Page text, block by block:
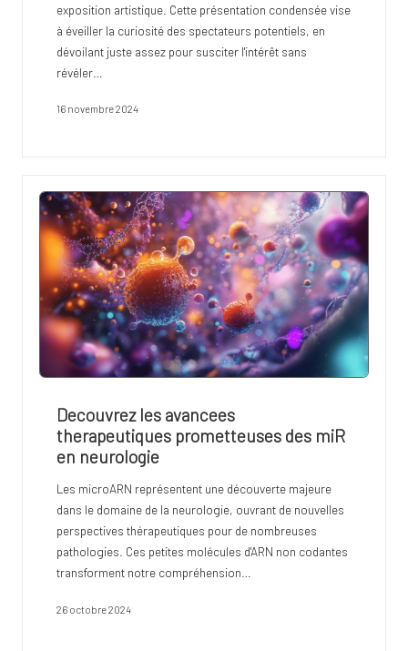
exposition artistique. Cette présentation condensée vise
à éveiller la curiosité des spectateurs potentiels, en
dévoilant juste assez pour susciter l'intérêt sans
révéler…
16 novembre 2024
Decouvrez les avancees
therapeutiques prometteuses des miR
en neurologie
Les microARN représentent une découverte majeure
dans le domaine de la neurologie, ouvrant de nouvelles
perspectives thérapeutiques pour de nombreuses
pathologies. Ces petites molécules d'ARN non codantes
transforment notre compréhension…
26 octobre 2024